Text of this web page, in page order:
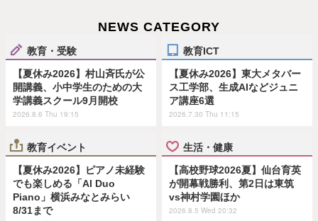
NEWS CATEGORY
教育・受験
【夏休み2026】村山斉氏が公
開講義、小中学生のための大
学講義スクール9月開校
2026.8.6 Thu 19:15
教育ICT
【夏休み2026】東大メタバー
ス工学部、生成AIなどジュニ
ア講座6選
2026.7.30 Thu 11:15
教育イベント
【夏休み2026】ピアノ未経験
でも楽しめる「AI Duo
Piano」横浜みなとみらい
8/31まで
生活・健康
【高校野球2026夏】仙台育英
が開幕戦勝利、第2日は東筑
vs神村学園ほか
2026.8.5 Wed 20:32